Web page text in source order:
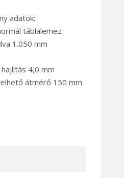
adatok:
táblalemez
1.050 mm
4,0 mm
átmérő 150 mm